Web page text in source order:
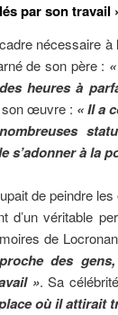
par son travail
nécessaire
de son père :
heures à
son œuvre : « Il a
s’adonner à la
de peindre
d’un véritable
de
des
». Sa
où il attirait